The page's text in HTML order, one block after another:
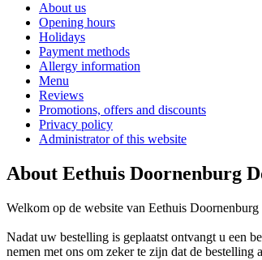
About us
Opening hours
Holidays
Payment methods
Allergy information
Menu
Reviews
Promotions, offers and discounts
Privacy policy
Administrator of this website
About Eethuis Doornenburg
Welkom op de website van Eethuis
Nadat uw bestelling is geplaatst ontvangt u een
nemen met ons om zeker te zijn dat de bestelling